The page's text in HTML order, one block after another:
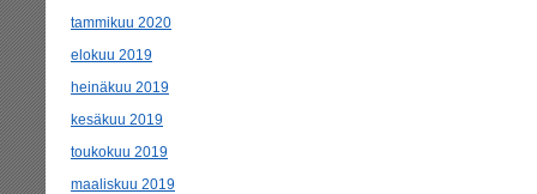
tammikuu 2020
elokuu 2019
heinäkuu 2019
kesäkuu 2019
toukokuu 2019
maaliskuu 2019